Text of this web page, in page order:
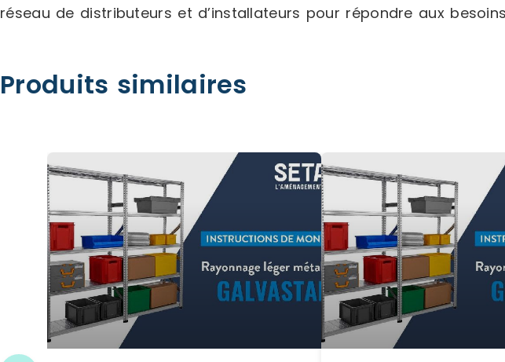
réseau de distributeurs et d’installateurs pour répondre aux
Produits similaires